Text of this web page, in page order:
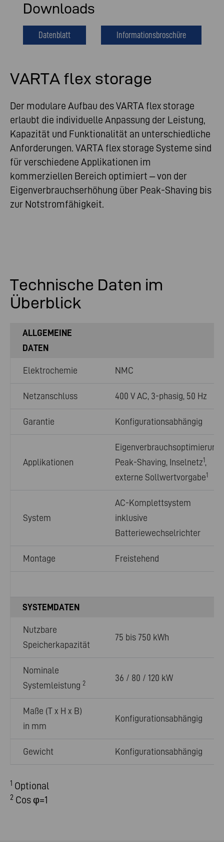
VARTA flex storage
Der modulare Aufbau des VARTA flex storage
erlaubt die individuelle Anpassung der Leistung,
Kapazität und Funktionalität an unterschiedliche
Anforderungen. VARTA flex storage Systeme sind
für verschiedene Applikationen im
kommerziellen Bereich optimiert – von der
Eigenverbrauchserhöhung über Peak-Shaving bis
zur Notstromfähigkeit.
Downloads
Datenblatt Informationsbroschüre
Technische Daten im
Überblick
ALLGEMEINE
DATEN
Elektrochemie NMC
Netzanschluss 400 V AC, 3-phasig, 50 Hz
Garantie Konfigurationsabhängig
Applikationen
Eigenverbrauchsoptimierung,
Peak-Shaving, Inselnetz1,
externe Sollwertvorgabe1
System
AC-Komplettsystem
inklusive
Batteriewechselrichter
Montage Freistehend
SYSTEMDATEN
Nutzbare
Speicherkapazität
75 bis 750 kWh
Nominale
Systemleistung 2 36 / 80 / 120 kW
Maße (T x H x B)
in mm
Konfigurationsabhängig
Gewicht Konfigurationsabhängig
1 Optional
2 Cos φ=1